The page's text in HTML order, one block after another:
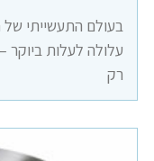
בעולם התעשייתי של
עלולה לעלות ביוקר
רק